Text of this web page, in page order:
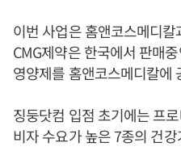
이번 사업은 홈앤코스메디
CMG제약은 한국에서 판매
영양제를 홈앤코스메디칼에
징둥닷컴 입점 초기에는 프
비자 수요가 높은 7종의 건